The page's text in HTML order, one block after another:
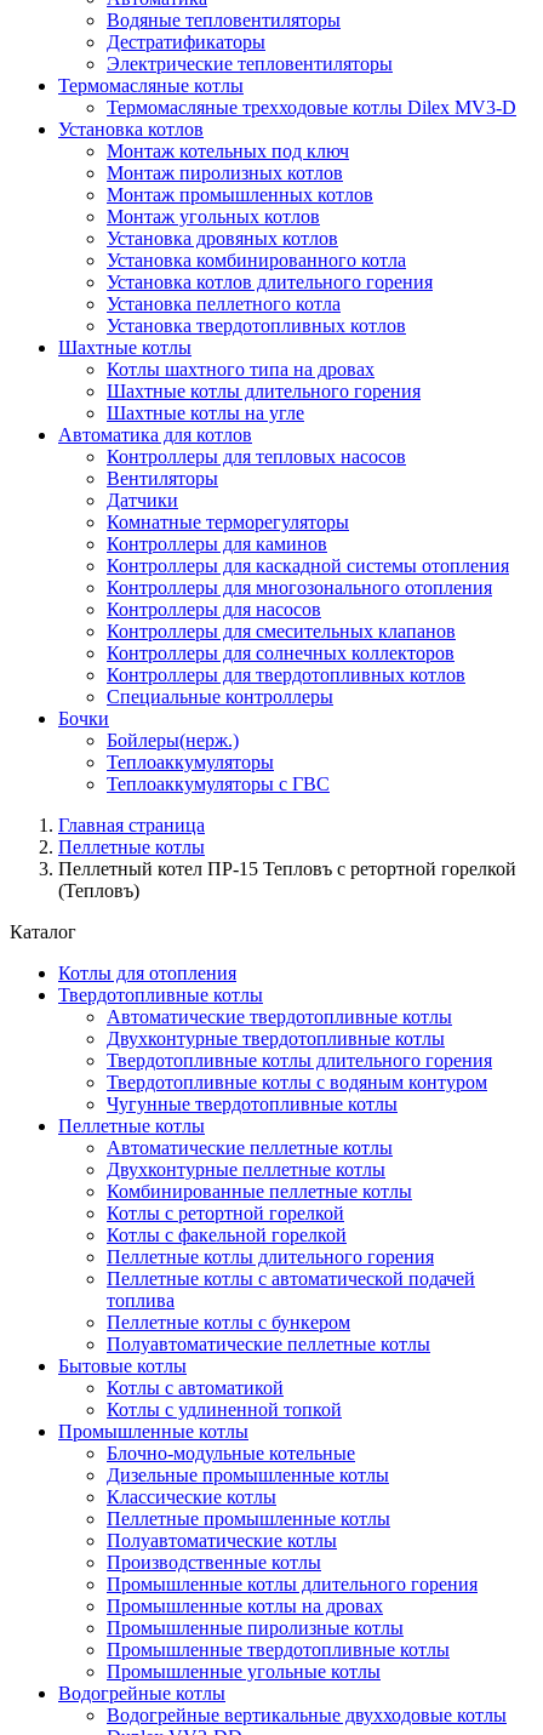
Водяные тепловентиляторы
Дестратификаторы
Электрические тепловентиляторы
Термомасляные котлы
Термомасляные трехходовые котлы Dilex MV3-D
Установка котлов
Монтаж котельных под ключ
Монтаж пиролизных котлов
Монтаж промышленных котлов
Монтаж угольных котлов
Установка дровяных котлов
Установка комбинированного котла
Установка котлов длительного горения
Установка пеллетного котла
Установка твердотопливных котлов
Шахтные котлы
Котлы шахтного типа на дровах
Шахтные котлы длительного горения
Шахтные котлы на угле
Автоматика для котлов
Контроллеры для тепловых насосов
Вентиляторы
Датчики
Комнатные терморегуляторы
Контроллеры для каминов
Контроллеры для каскадной системы отопления
Контроллеры для многозонального отопления
Контроллеры для насосов
Контроллеры для смесительных клапанов
Контроллеры для солнечных коллекторов
Контроллеры для твердотопливных котлов
Специальные контроллеры
Бочки
Бойлеры(нерж.)
Теплоаккумуляторы
Теплоаккумуляторы с ГВС
Главная страница
Пеллетные котлы
Пеллетный котел ПР-15 Тепловъ с ретортной горелкой
(Тепловъ)
Каталог
Котлы для отопления
Твердотопливные котлы
Автоматические твердотопливные котлы
Двухконтурные твердотопливные котлы
Твердотопливные котлы длительного горения
Твердотопливные котлы с водяным контуром
Чугунные твердотопливные котлы
Пеллетные котлы
Автоматические пеллетные котлы
Двухконтурные пеллетные котлы
Комбинированные пеллетные котлы
Котлы с ретортной горелкой
Котлы с факельной горелкой
Пеллетные котлы длительного горения
Пеллетные котлы с автоматической подачей
топлива
Пеллетные котлы с бункером
Полуавтоматические пеллетные котлы
Бытовые котлы
Котлы с автоматикой
Котлы с удлиненной топкой
Промышленные котлы
Блочно-модульные котельные
Дизельные промышленные котлы
Классические котлы
Пеллетные промышленные котлы
Полуавтоматические котлы
Производственные котлы
Промышленные котлы длительного горения
Промышленные котлы на дровах
Промышленные пиролизные котлы
Промышленные твердотопливные котлы
Промышленные угольные котлы
Водогрейные котлы
Водогрейные вертикальные двухходовые котлы